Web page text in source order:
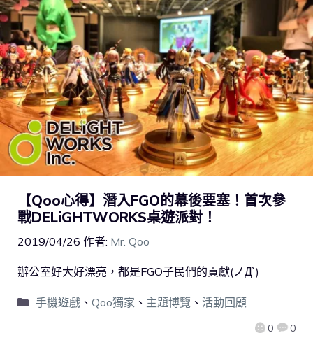
【Qoo心得】潛入FGO的幕後要塞！首次參
戰DELiGHTWORKS桌遊派對！
2019/04/26 作者: Mr. Qoo
0 0
辦公室好大好漂亮，都是FGO子民們的貢獻(ノД`)
手機遊戲、 Qoo獨家 、 主題博覽 、 活動回顧